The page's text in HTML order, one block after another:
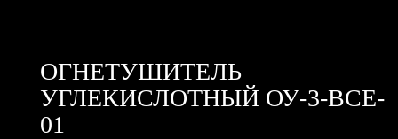
ОГНЕТУШИТЕЛЬ
УГЛЕКИСЛОТНЫЙ ОУ-3-BCE-
01